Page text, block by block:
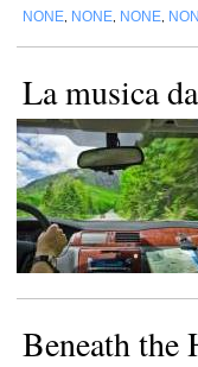
NONE NONE NONE
La musica
Beneath the